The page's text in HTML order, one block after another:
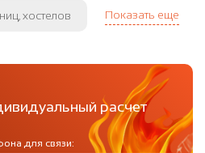
хостелов Показать еще
расчет
для связи: